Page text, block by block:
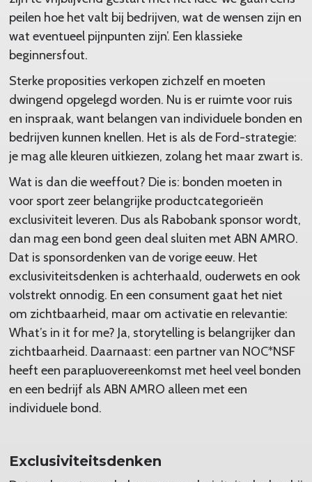
peilen hoe het valt bij bedrijven, wat de wensen zijn en
wat eventueel pijnpunten zijn’. Een klassieke
beginnersfout.
Sterke proposities verkopen zichzelf en moeten
dwingend opgelegd worden. Nu is er ruimte voor ruis
en inspraak, want belangen van individuele bonden en
bedrijven kunnen knellen. Het is als de Ford-strategie:
je mag alle kleuren uitkiezen, zolang het maar zwart is.
Wat is dan die weeffout? Die is: bonden moeten in
voor sport zeer belangrijke productcategorieën
exclusiviteit leveren. Dus als Rabobank sponsor wordt,
dan mag een bond geen deal sluiten met ABN AMRO.
Dat is sponsordenken van de vorige eeuw. Het
exclusiviteitsdenken is achterhaald, ouderwets en ook
volstrekt onnodig. En een consument gaat het niet
om zichtbaarheid, maar om activatie en relevantie:
What’s in it for me? Ja, storytelling is belangrijker dan
zichtbaarheid. Daarnaast: een partner van NOC*NSF
heeft een parapluovereenkomst met heel veel bonden
en een bedrijf als ABN AMRO alleen met een
individuele bond.
Exclusiviteitsdenken